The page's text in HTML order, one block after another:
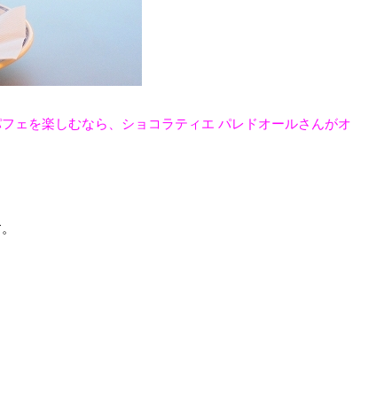
ェを楽しむなら、ショコラティエ パレドオールさんがオ